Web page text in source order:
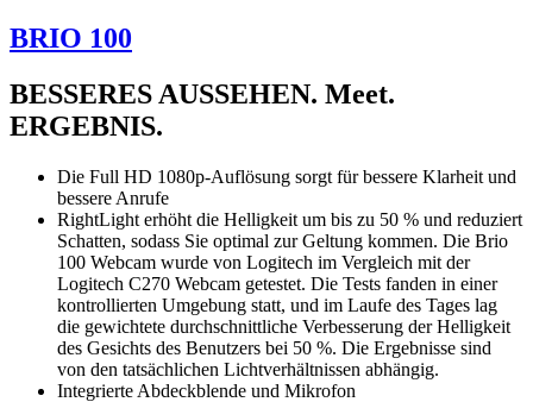
BRIO 100
BESSERES AUSSEHEN. Meet.
ERGEBNIS.
Die Full HD 1080p-Auflösung sorgt für bessere Klarheit und
bessere Anrufe
RightLight erhöht die Helligkeit um bis zu 50 % und reduziert
Schatten, sodass Sie optimal zur Geltung kommen. Die Brio
100 Webcam wurde von Logitech im Vergleich mit der
Logitech C270 Webcam getestet. Die Tests fanden in einer
kontrollierten Umgebung statt, und im Laufe des Tages lag
die gewichtete durchschnittliche Verbesserung der Helligkeit
des Gesichts des Benutzers bei 50 %. Die Ergebnisse sind
von den tatsächlichen Lichtverhältnissen abhängig.
Integrierte Abdeckblende und Mikrofon